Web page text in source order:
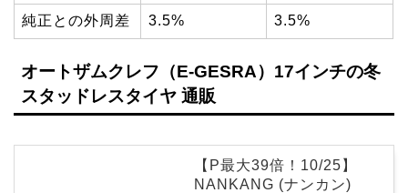
純正との外周差 3.5% 3.5%
オートザムクレフ（E-GESRA）17インチの冬
スタッドレスタイヤ 通販
【P最大39倍！10/25】
NANKANG (ナンカン)